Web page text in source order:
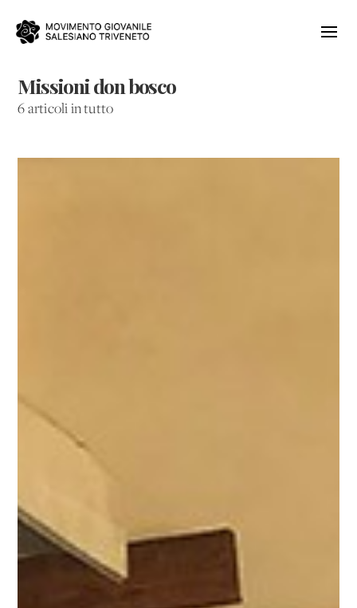
Missioni don bosco
6 articoli in tutto